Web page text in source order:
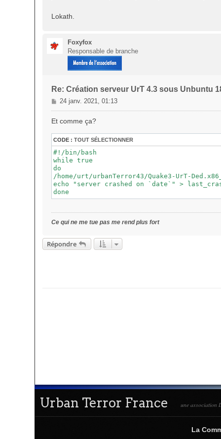
Lokath.
Foxyfox
Responsable de branche
Re: Création serveur UrT 4.3 sous Unbuntu
M
e
s
a
g
e
24 janv. 2021, 01:13
Et comme ça?
CODE : TOUT SÉLECTIONNER
#!/bin/bash
while true
do
/home/urt/urbanTerror43/Quake3-UrT-
echo "server crashed on `date`" >
done
Ce qui ne me tue pas me rend plus fort
Répondre
Urban Terror France une association
La